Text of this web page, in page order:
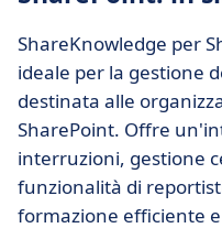
ShareKnowledge per
ideale per la gestione
destinata alle
SharePoint. Offre
interruzioni, gestione
funzionalità di
formazione efficiente